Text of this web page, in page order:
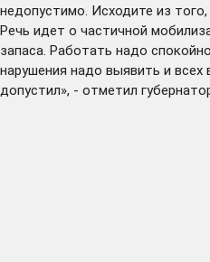
недопустимо. Исходите из
Речь идет о частичной
запаса. Работать надо
нарушения надо выявить и всех
допустил», - отметил